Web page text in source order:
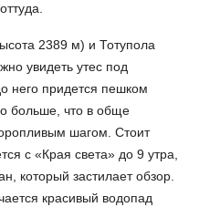
2389 м) и Тотупола
увидеть утес под
него придется пешком
больше, что в обще
шагом. Стоит
с «Края света» до 9 утра,
который застилает обзор.
красивый водопад